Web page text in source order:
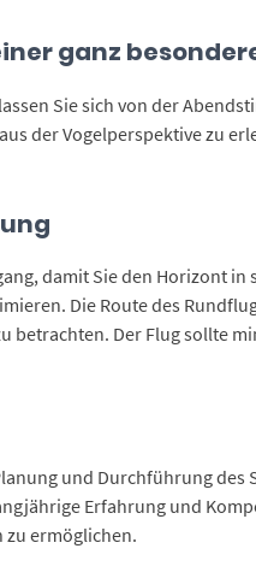
ganz
Sie sich von der
der Vogelperspektive zu
damit Sie den Horizont
Die Route des
betrachten. Der Flug sollte
und Durchführung
Erfahrung und
zu ermöglichen.